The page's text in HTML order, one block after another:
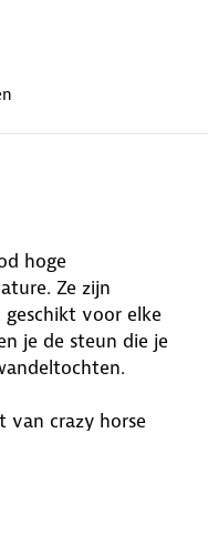
hoge
Ze zijn
voor elke
je de steun die je
van crazy horse
meer gebruikt.